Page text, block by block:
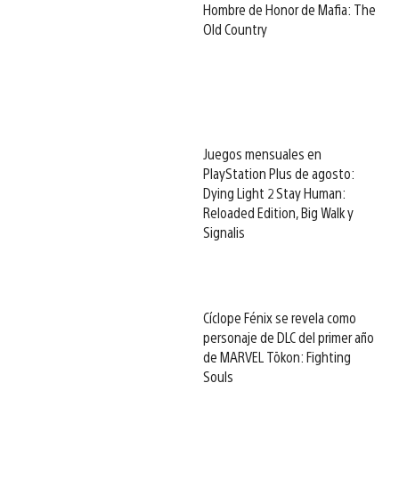
Hombre de Honor de Mafia: The
Old Country
Juegos mensuales en
PlayStation Plus de agosto:
Dying Light 2 Stay Human:
Reloaded Edition, Big Walk y
Signalis
Cíclope Fénix se revela como
personaje de DLC del primer año
de MARVEL Tōkon: Fighting
Souls